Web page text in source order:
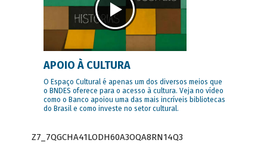
APOIO À CULTURA
O Espaço Cultural é apenas um dos diversos meios que
o BNDES oferece para o acesso à cultura. Veja no vídeo
como o Banco apoiou uma das mais incríveis bibliotecas
do Brasil e como investe no setor cultural.
Z7_7QGCHA41LODH60A3OQA8RN14Q3